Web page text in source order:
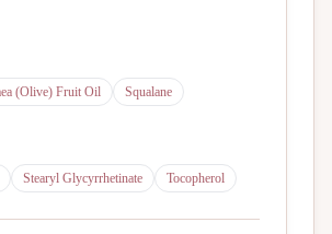
(Olive) Fruit Oil Squalane
Stearyl Glycyrrhetinate Tocopherol